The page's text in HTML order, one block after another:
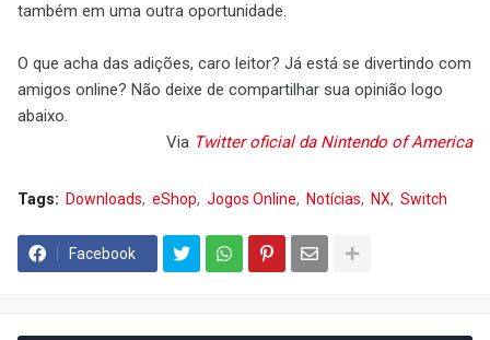
também em uma outra oportunidade.
O que acha das adições, caro leitor? Já está se divertindo com
amigos online? Não deixe de compartilhar sua opinião logo
abaixo.
Via Twitter oficial da Nintendo of America
Tags: Downloads eShop Jogos Online Notícias NX Switch
Facebook